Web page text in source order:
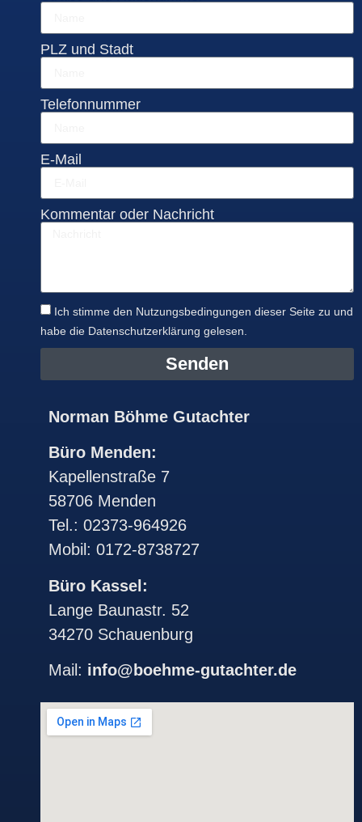
PLZ und Stadt
Telefonnummer
E-Mail
Kommentar oder Nachricht
Ich stimme den Nutzungsbedingungen dieser Seite zu und
habe die Datenschutzerklärung gelesen.
Senden
Norman Böhme Gutachter
Büro Menden:
Kapellenstraße 7
58706 Menden
Tel.: 02373-964926
Mobil: 0172-8738727
Büro Kassel:
Lange Baunastr. 52
34270 Schauenburg
Mail: info@boehme-gutachter.de